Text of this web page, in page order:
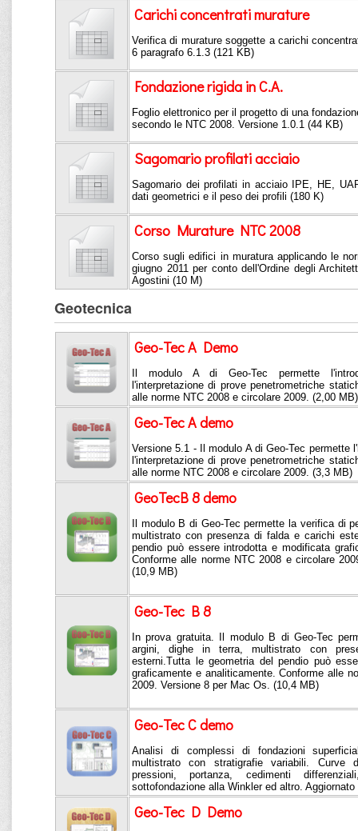
Carichi concentrati murature
Verifica di murature soggette a carichi
6 paragrafo 6.1.3 (121 KB)
Fondazione rigida in C.A.
Foglio elettronico per il progetto di una
secondo le NTC 2008. Versione 1.0.1 (44 KB)
Sagomario profilati acciaio
Sagomario dei profilati in acciaio IPE, HE,
dati geometrici e il peso dei profili (180 K)
Corso Murature NTC 2008
Corso sugli edifici in muratura applicando le
giugno 2011 per conto dell'Ordine degli
Agostini (10 M)
Geotecnica
Geo-Tec A Demo
Il modulo A di Geo-Tec permette
l'interpretazione di prove penetrometriche
alle norme NTC 2008 e circolare 2009. (2,00 MB)
Geo-Tec A demo
Versione 5.1 - Il modulo A di Geo-Tec permette
l'interpretazione di prove penetrometriche
alle norme NTC 2008 e circolare 2009. (3,3 MB)
GeoTecB 8 demo
Il modulo B di Geo-Tec permette la verifica di
multistrato con presenza di falda e carichi
pendio può essere introdotta e modificata
Conforme alle norme NTC 2008 e circolare
(10,9 MB)
Geo-Tec B 8
In prova gratuita. Il modulo B di Geo-Tec
argini, dighe in terra, multistrato con
esterni.Tutta le geometria del pendio può
graficamente e analiticamente. Conforme alle
2009. Versione 8 per Mac Os. (10,4 MB)
Geo-Tec C demo
Analisi di complessi di fondazioni
multistrato con stratigrafie variabili.
pressioni, portanza, cedimenti
sottofondazione alla Winkler ed altro.
Geo-Tec D Demo